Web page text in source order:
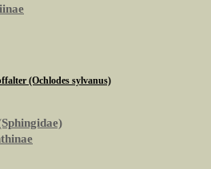
(Ochlodes sylvanus)